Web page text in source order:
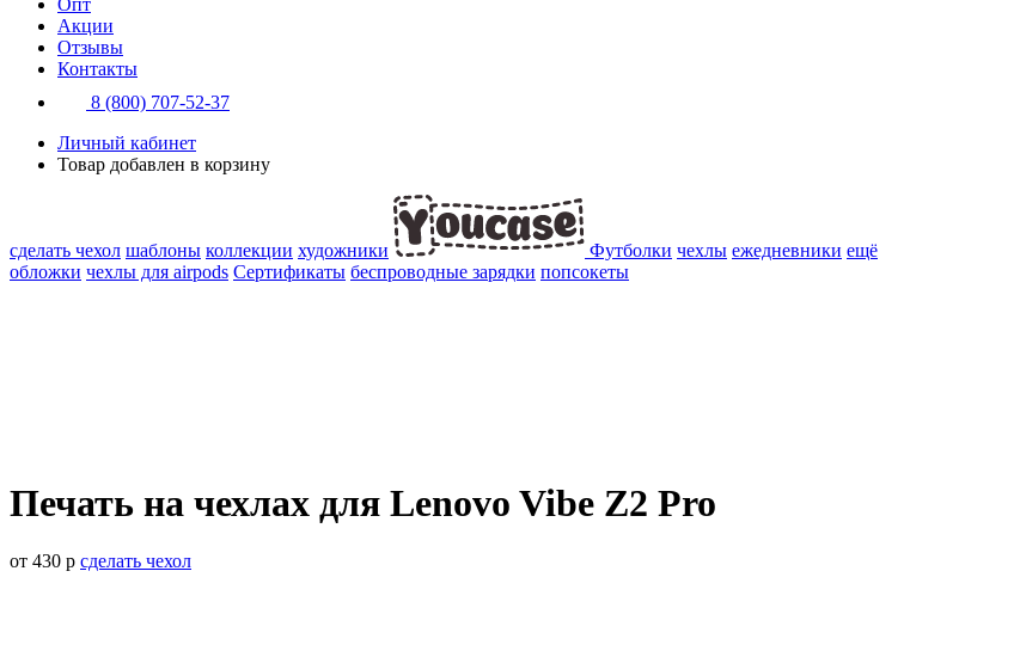
Опт
Акции
Отзывы
Контакты
8 (800) 707-52-37
Личный кабинет
Товар добавлен в корзину
сделать чехол шаблоны коллекции художники Футболки чехлы ежедневники ещё
обложки чехлы для airpods Сертификаты беспроводные зарядки попсокеты
Печать на чехлах для Lenovo Vibe Z2 Pro
от 430 р сделать чехол